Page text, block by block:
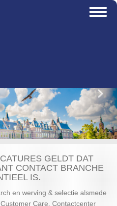
GELDT DAT
CONTACT BRANCHE
IS.
en werving & selectie alsmede
Care, Contactcenter